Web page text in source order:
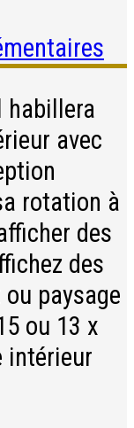
habillera
avec
rotation à
des
des
paysage
ou 13 x
intérieur